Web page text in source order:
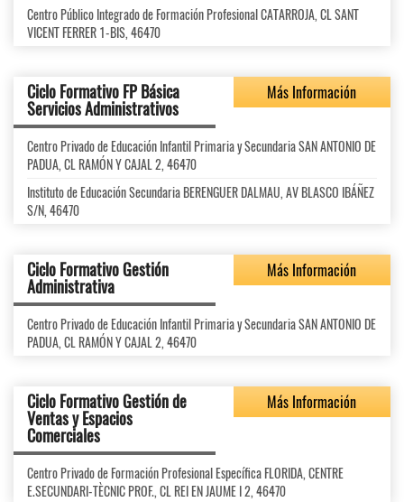
Centro Público Integrado de Formación Profesional CATARROJA, CL SANT
VICENT FERRER 1-BIS, 46470
Ciclo Formativo FP Básica
Servicios Administrativos
Más Información
Centro Privado de Educación Infantil Primaria y Secundaria SAN ANTONIO DE
PADUA, CL RAMÓN Y CAJAL 2, 46470
Instituto de Educación Secundaria BERENGUER DALMAU, AV BLASCO IBÁÑEZ
S/N, 46470
Ciclo Formativo Gestión
Administrativa
Más Información
Centro Privado de Educación Infantil Primaria y Secundaria SAN ANTONIO DE
PADUA, CL RAMÓN Y CAJAL 2, 46470
Ciclo Formativo Gestión de
Ventas y Espacios
Comerciales
Más Información
Centro Privado de Formación Profesional Específica FLORIDA, CENTRE
E.SECUNDARI-TÈCNIC PROF., CL REI EN JAUME I 2, 46470